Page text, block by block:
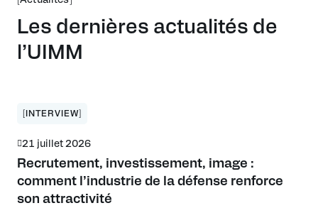
Les dernières actualités de
l’UIMM
[INTERVIEW]
21 juillet 2026
Recrutement, investissement, image :
comment l’industrie de la défense renforce
son attractivité